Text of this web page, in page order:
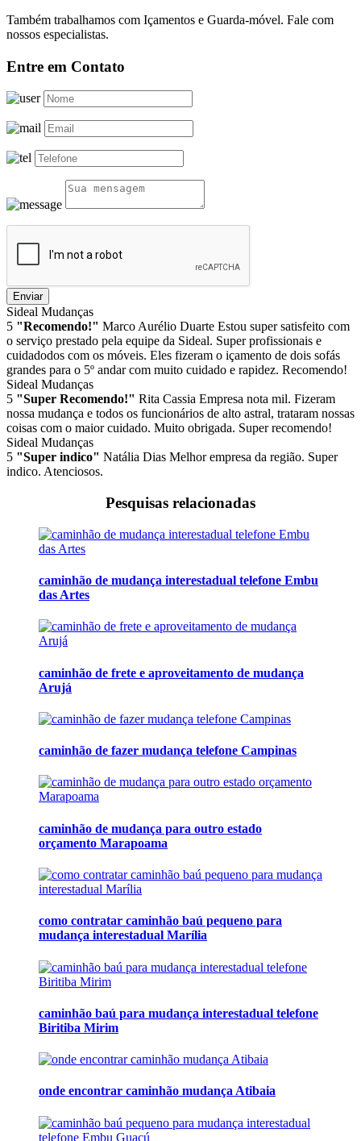
Também trabalhamos com Içamentos e Guarda-móvel. Fale com
nossos especialistas.
Entre em Contato
Enviar
Sideal Mudanças
5 "Recomendo!" Marco Aurélio Duarte Estou super satisfeito com
o serviço prestado pela equipe da Sideal. Super profissionais e
cuidadodos com os móveis. Eles fizeram o içamento de dois sofás
grandes para o 5º andar com muito cuidado e rapidez. Recomendo!
Sideal Mudanças
5 "Super Recomendo!" Rita Cassia Empresa nota mil. Fizeram
nossa mudança e todos os funcionários de alto astral, trataram nossas
coisas com o maior cuidado. Muito obrigada. Super recomendo!
Sideal Mudanças
5 "Super indico" Natália Dias Melhor empresa da região. Super
indico. Atenciosos.
Pesquisas relacionadas
caminhão de mudança interestadual telefone Embu
das Artes
caminhão de frete e aproveitamento de mudança
Arujá
caminhão de fazer mudança telefone Campinas
caminhão de mudança para outro estado
orçamento Marapoama
como contratar caminhão baú pequeno para
mudança interestadual Marília
caminhão baú para mudança interestadual telefone
Biritiba Mirim
onde encontrar caminhão mudança Atibaia